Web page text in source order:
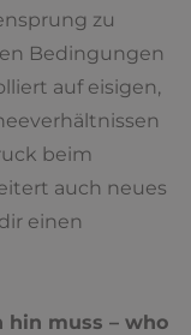
zu
Bedingungen
auf eisigen,
beim
auch neues
einen
muss – who